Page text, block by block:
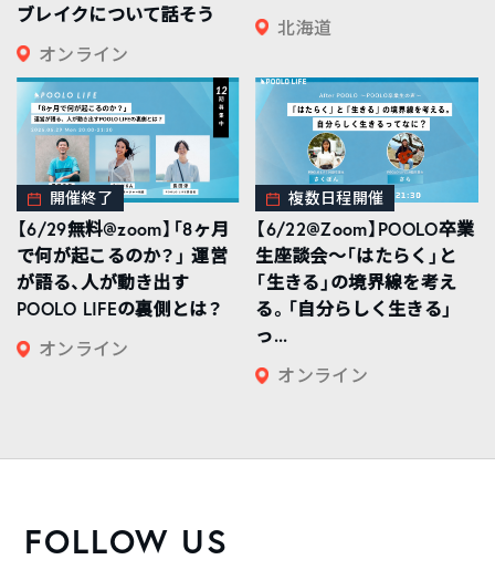
ブレイクについて話そう
オンライン
北海道
開催終了
【6/29無料@zoom】「8ヶ月
で何が起こるのか？」 運営
が語る、人が動き出す
POOLO LIFEの裏側とは？
オンライン
複数日程開催
【6/22@Zoom】POOLO卒業
生座談会〜「はたらく」と
「生きる」の境界線を考え
る。「自分らしく生きる」
っ...
オンライン
FOLLOW US